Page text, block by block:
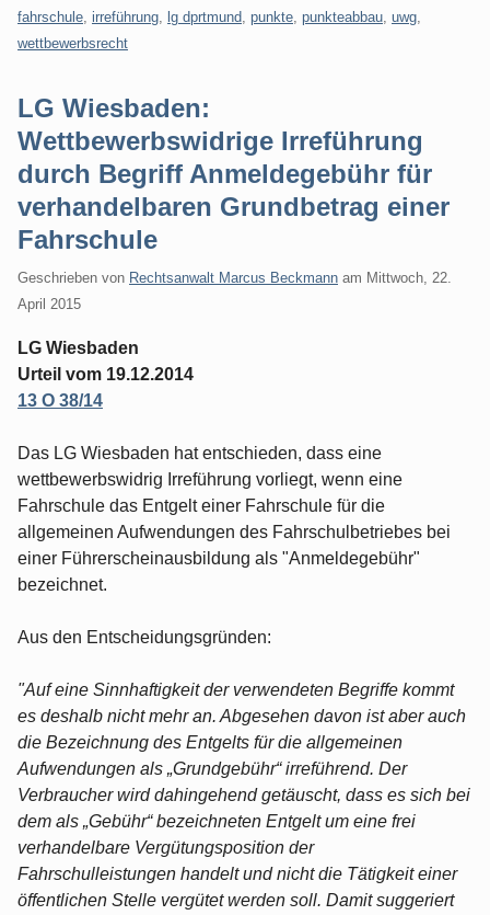
fahrschule irreführung lg dprtmund punkte punkteabbau uwg
wettbewerbsrecht
LG Wiesbaden:
Wettbewerbswidrige Irreführung
durch Begriff Anmeldegebühr für
verhandelbaren Grundbetrag einer
Fahrschule
Geschrieben von Rechtsanwalt Marcus Beckmann am Mittwoch, 22.
April 2015
LG Wiesbaden
Urteil vom 19.12.2014
13 O 38/14
Das LG Wiesbaden hat entschieden, dass eine
wettbewerbswidrig Irreführung vorliegt, wenn eine
Fahrschule das Entgelt einer Fahrschule für die
allgemeinen Aufwendungen des Fahrschulbetriebes bei
einer Führerscheinausbildung als "Anmeldegebühr"
bezeichnet.
Aus den Entscheidungsgründen:
"Auf eine Sinnhaftigkeit der verwendeten Begriffe kommt
es deshalb nicht mehr an. Abgesehen davon ist aber auch
die Bezeichnung des Entgelts für die allgemeinen
Aufwendungen als „Grundgebühr“ irreführend. Der
Verbraucher wird dahingehend getäuscht, dass es sich bei
dem als „Gebühr“ bezeichneten Entgelt um eine frei
verhandelbare Vergütungsposition der
Fahrschulleistungen handelt und nicht die Tätigkeit einer
öffentlichen Stelle vergütet werden soll. Damit suggeriert